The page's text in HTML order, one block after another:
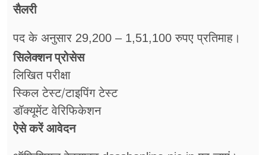
सैलरी
पद के अनुसार 29,200 – 1,51,100 रुपए प्रतिमाह।
सिलेक्शन प्रोसेस
लिखित परीक्षा
स्किल टेस्ट/टाइपिंग टेस्ट
डॉक्यूमेंट वेरिफिकेशन
ऐसे करें आवेदन